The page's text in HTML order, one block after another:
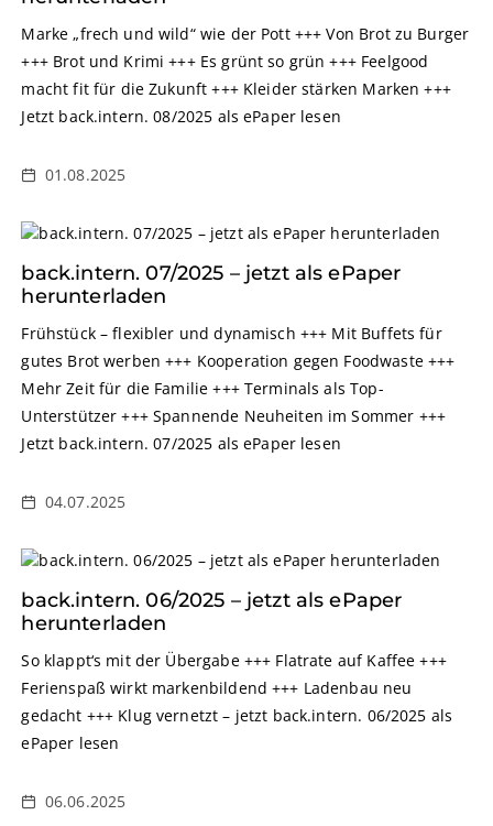
Marke „frech und wild“ wie der Pott +++ Von Brot zu Burger
+++ Brot und Krimi +++ Es grünt so grün +++ Feelgood
macht fit für die Zukunft +++ Kleider stärken Marken +++
Jetzt back.intern. 08/2025 als ePaper lesen
01.08.2025
back.intern. 07/2025 – jetzt als ePaper
herunterladen
Frühstück – flexibler und dynamisch +++ Mit Buffets für
gutes Brot werben +++ Kooperation gegen Foodwaste +++
Mehr Zeit für die Familie +++ Terminals als Top-
Unterstützer +++ Spannende Neuheiten im Sommer +++
Jetzt back.intern. 07/2025 als ePaper lesen
04.07.2025
back.intern. 06/2025 – jetzt als ePaper
herunterladen
So klappt‘s mit der Übergabe +++ Flatrate auf Kaffee +++
Ferienspaß wirkt markenbildend +++ Ladenbau neu
gedacht +++ Klug vernetzt – jetzt back.intern. 06/2025 als
ePaper lesen
06.06.2025